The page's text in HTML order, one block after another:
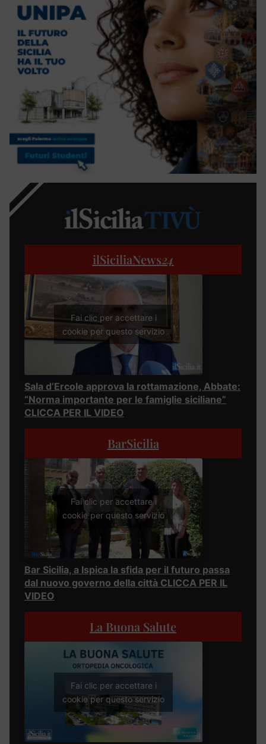
ilSiciliaNews24
Fai clic per accettare i
cookie per questo servizio
Sala d’Ercole approva la rottamazione, Abbate:
“Norma importante per le famiglie siciliane”
CLICCA PER IL VIDEO
BarSicilia
Fai clic per accettare i
cookie per questo servizio
Bar Sicilia, a Ispica la sfida per il futuro passa
dal nuovo governo della città CLICCA PER IL
VIDEO
La Buona Salute
Fai clic per accettare i
cookie per questo servizio